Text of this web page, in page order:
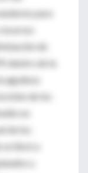
para
de
dentro de la
agudeza
de los
no
de los
llevó a
y